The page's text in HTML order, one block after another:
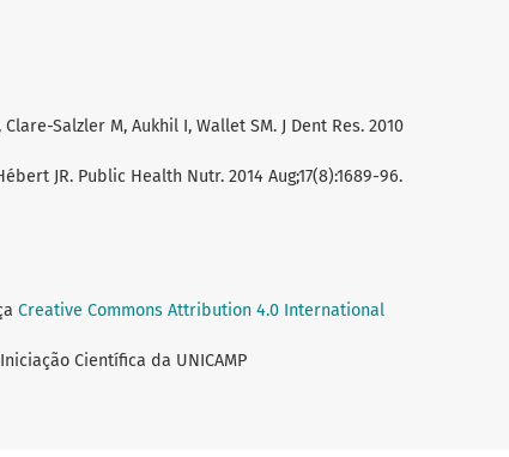
Salzler M, Aukhil I, Wallet SM. J Dent Res. 2010
JR. Public Health Nutr. 2014 Aug;17(8):1689-96.
Creative Commons Attribution 4.0 International
Científica da UNICAMP